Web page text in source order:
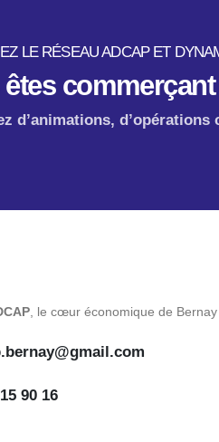
LE RÉSEAU ADCAP ET
d’animations,
, le cœur économique de Bernay
90 16